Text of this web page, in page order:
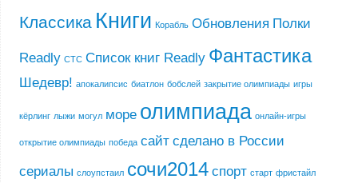
Классика Книги Корабль Обновления Полки
Readly СТС Список книг Readly Фантастика
Шедевр! апокалипсис биатлон бобслей закрытие олимпиады игры
кёрлинг лыжи могул море олимпиада онлайн-игры
открытие олимпиады победа сайт сделано в России
сериалы слоупстаил сочи2014 спорт старт фристайл